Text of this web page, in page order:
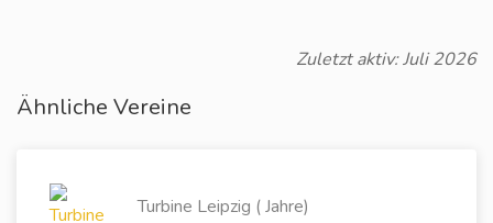
Zuletzt aktiv: Juli 2026
Ähnliche Vereine
Turbine Leipzig ( Jahre)